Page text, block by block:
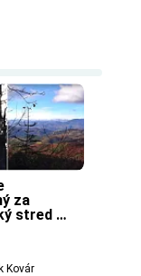
za
stred
Kovár